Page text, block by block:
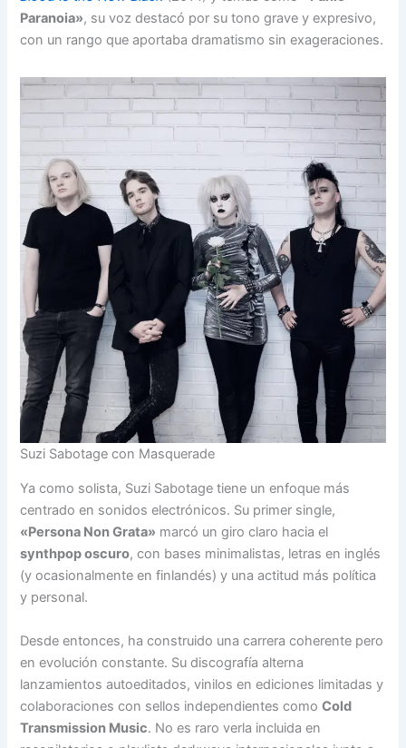
Paranoia», su voz destacó por su tono grave y expresivo,
con un rango que aportaba dramatismo sin exageraciones.
Suzi Sabotage con Masquerade
Ya como solista, Suzi Sabotage tiene un enfoque más
centrado en sonidos electrónicos. Su primer single,
«Persona Non Grata» marcó un giro claro hacia el
synthpop oscuro, con bases minimalistas, letras en inglés
(y ocasionalmente en finlandés) y una actitud más política
y personal.
Desde entonces, ha construido una carrera coherente pero
en evolución constante. Su discografía alterna
lanzamientos autoeditados, vinilos en ediciones limitadas y
colaboraciones con sellos independientes comoCold
Transmission Music. No es raro verla incluida en